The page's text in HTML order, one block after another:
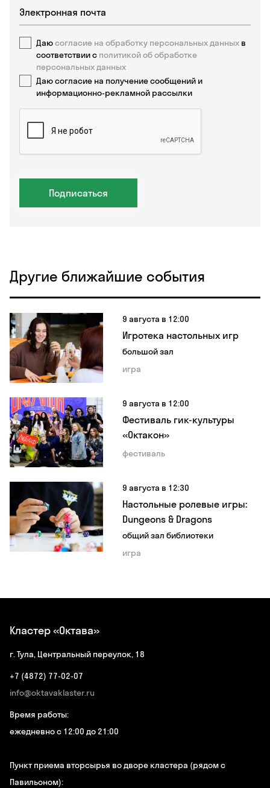
Даюсогласие на обработку персональных данных в
соответствии с политикой об обработке
персональных данных
Даю согласие на получение сообщений и
информационно-рекламной рассылки
Подписаться
Другие ближайшие события
9 августа в 12:00
Игротека настольных игр
большой зал
игра
9 августа в 12:00
Фестиваль гик-культуры
«Октакон»
фестиваль
9 августа в 12:30
Настольные ролевые игры:
Dungeons & Dragons
общий зал библиотеки
игра
Кластер «Октава»
г. Тула, Центральный переулок, 18
+7 (4872) 77-02-07
info@oktavaklaster.ru
Время работы:
ежедневно с 12:00 до 21:00
Пункт приема вторсырья во дворе кластера (рядом с
Павильоном):